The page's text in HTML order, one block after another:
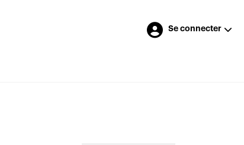
Se connecter